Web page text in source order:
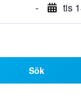
- tis
Sök